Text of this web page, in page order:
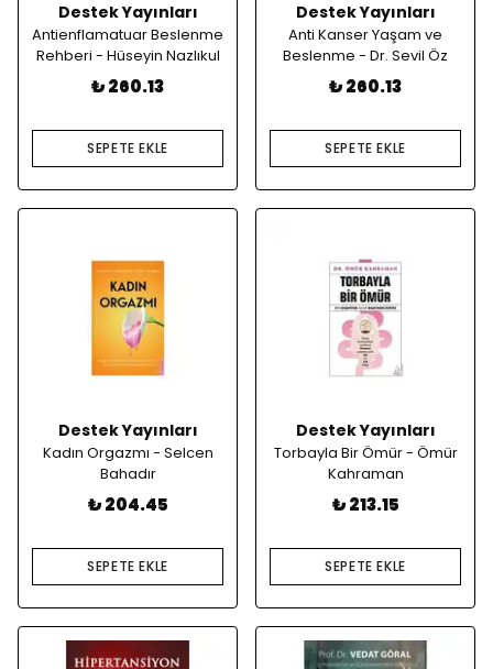
Destek Yayınları
Antienflamatuar Beslenme
Rehberi - Hüseyin Nazlıkul
₺ 260.13
SEPETE EKLE
Destek Yayınları
Anti Kanser Yaşam ve
Beslenme - Dr. Sevil Öz
₺ 260.13
SEPETE EKLE
Destek Yayınları
Kadın Orgazmı - Selcen
Bahadır
₺ 204.45
SEPETE EKLE
Destek Yayınları
Torbayla Bir Ömür - Ömür
Kahraman
₺ 213.15
SEPETE EKLE